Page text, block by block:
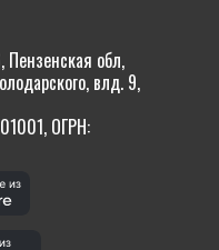
обл,
влд. 9,
ОГРН: